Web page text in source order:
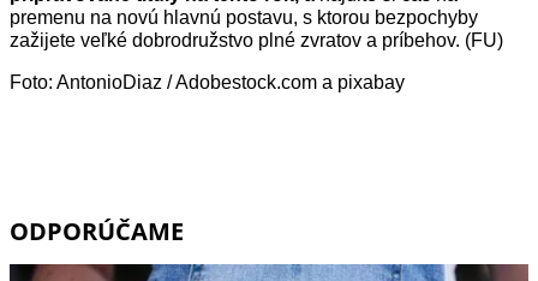
premenu na novú hlavnú postavu, s ktorou bezpochyby
zažijete veľké dobrodružstvo plné zvratov a príbehov. (FU)
Foto: AntonioDiaz / Adobestock.com a pixabay
ODPORÚČAME